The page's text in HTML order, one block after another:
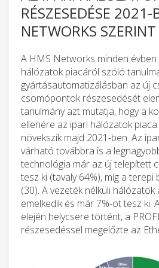
RÉSZESEDÉSE
NETWORKS SZERINT
A HMS Networks minden
hálózatok piacáról szóló
gyártásautomatizálásban az új
csomópontok részesedését
tanulmány azt mutatja, hogy a
ellenére az ipari hálózatok
növekszik majd 2021-ben. Az
várható továbbra is a
technológia már az új telepített
tesz ki (tavaly 64%), míg a terepi
(30). A vezeték nélküli
emelkedik és már 7%-ot tesz ki.
elején helycsere történt, a
részesedéssel megelőzte az